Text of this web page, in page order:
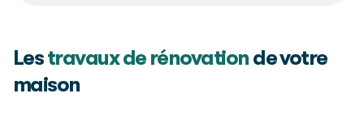
Lestravaux de rénovation de votre
maison